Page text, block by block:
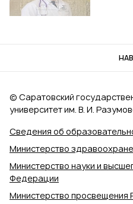
Сведения об
Министерство
Министерство науки и
Федерации
Министерство просвещения
© Саратовский
университет им. В. И.